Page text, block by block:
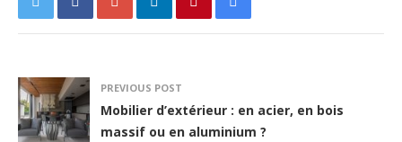
PREVIOUS POST
Mobilier d’extérieur : en acier, en bois
massif ou en aluminium ?